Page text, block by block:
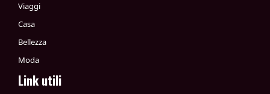
Viaggi
Casa
Bellezza
Moda
Link utili